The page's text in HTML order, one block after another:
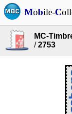
Mobile-C
MC-
/2753